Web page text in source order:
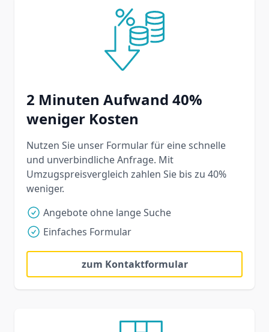
2 Minuten Aufwand 40%
weniger Kosten
Nutzen Sie unser Formular für eine schnelle
und unverbindliche Anfrage. Mit
Umzugspreisvergleich zahlen Sie bis zu 40%
weniger.
Angebote ohne lange Suche
Einfaches Formular
zum Kontaktformular